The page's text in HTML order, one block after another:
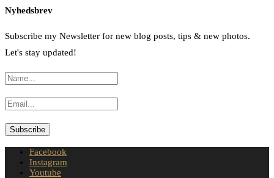
Nyhedsbrev
Subscribe my Newsletter for new blog posts, tips & new photos.
Let's stay updated!
Facebook
Instagram
Youtube